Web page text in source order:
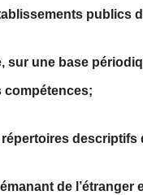
publics
sur une base
compétences;
descriptifs
de